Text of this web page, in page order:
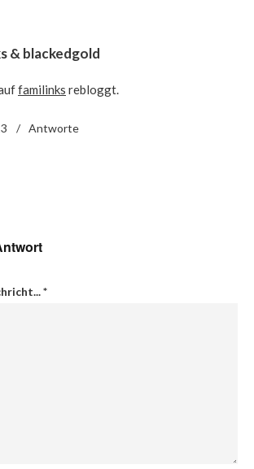
Kontraste
& blackedgold
familinks rebloggt.
Antworte
*